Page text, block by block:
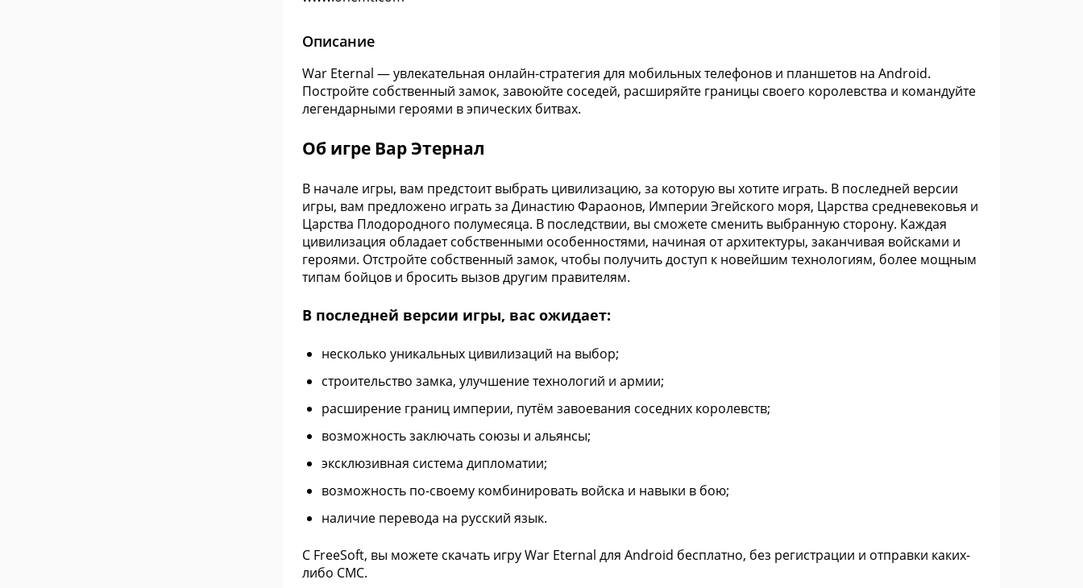
Описание
War Eternal — увлекательная онлайн-стратегия для мобильных телефонов и планшетов на Android.
Постройте собственный замок, завоюйте соседей, расширяйте границы своего королевства и командуйте
легендарными героями в эпических битвах.
Об игре Вар Этернал
В начале игры, вам предстоит выбрать цивилизацию, за которую вы хотите играть. В последней версии
игры, вам предложено играть за Династию Фараонов, Империи Эгейского моря, Царства средневековья и
Царства Плодородного полумесяца. В последствии, вы сможете сменить выбранную сторону. Каждая
цивилизация обладает собственными особенностями, начиная от архитектуры, заканчивая войсками и
героями. Отстройте собственный замок, чтобы получить доступ к новейшим технологиям, более мощным
типам бойцов и бросить вызов другим правителям.
В последней версии игры, вас ожидает:
несколько уникальных цивилизаций на выбор;
строительство замка, улучшение технологий и армии;
расширение границ империи, путём завоевания соседних королевств;
возможность заключать союзы и альянсы;
эксклюзивная система дипломатии;
возможность по-своему комбинировать войска и навыки в бою;
наличие перевода на русский язык.
С FreeSoft, вы можете скачать игру War Eternal для Android бесплатно, без регистрации и отправки каких-
либо СМС.